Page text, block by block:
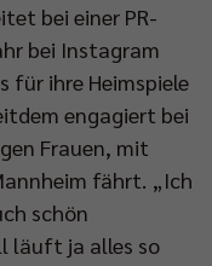
bei einer PR-
bei Instagram
für ihre Heimspiele
engagiert bei
Frauen, mit
fährt. „Ich
schön
läuft ja alles so